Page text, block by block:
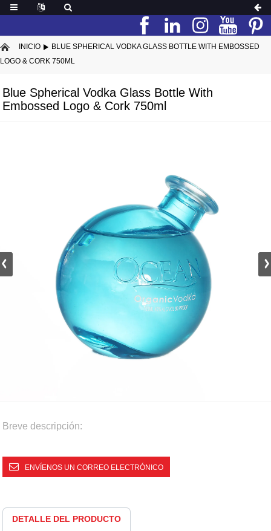
INICIO
BLUE SPHERICAL VODKA GLASS BOTTLE WITH EMBOSSED
LOGO & CORK 750ML
Blue Spherical Vodka Glass Bottle With
Embossed Logo & Cork 750ml
Breve descripción:
ENVÍENOS UN CORREO ELECTRÓNICO
DETALLE DEL PRODUCTO